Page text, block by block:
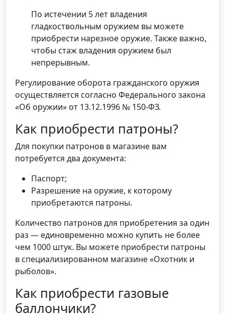
По истечении 5 лет владения
гладкоствольным оружием вы можете
приобрести нарезное оружие. Также важно,
чтобы стаж владения оружием был
непрерывным.
Регулирование оборота гражданского оружия
осуществляется согласно Федерального закона
«Об оружии» от 13.12.1996 № 150-ФЗ.
Как приобрести патроны?
Для покупки патронов в магазине вам
потребуется два документа:
Паспорт;
Разрешение на оружие, к которому
приобретаются патроны.
Количество патронов для приобретения за один
раз — единовременно можно купить не более
чем 1000 штук. Вы можете приобрести патроны
в специализированном магазине «Охотник и
рыболов».
Как приобрести газовые
баллончики?